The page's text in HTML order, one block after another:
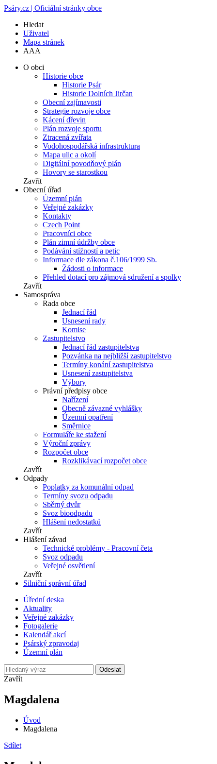
Psáry.cz | Oficiální stránky obce
Hledat
Uživatel
Mapa stránek
AAA
O obci
Historie obce
Historie Psár
Historie Dolních Jirčan
Obecní zajímavosti
Strategie rozvoje obce
Kácení dřevin
Plán rozvoje sportu
Ztracená zvířata
Vodohospodářská infrastruktura
Mapa ulic a okolí
Digitální povodňový plán
Hovory se starostkou
Zavřít
Obecní úřad
Územní plán
Veřejné zakázky
Kontakty
Czech Point
Pracovníci obce
Plán zimní údržby obce
Podávání stížností a petic
Informace dle zákona č.106/1999 Sb.
Žádosti o informace
Přehled dotací pro zájmová sdružení a spolky
Zavřít
Samospráva
Rada obce
Jednací řád
Usnesení rady
Komise
Zastupitelstvo
Jednací řád zastupitelstva
Pozvánka na nejbližší zastupitelstvo
Termíny konání zastupitelstva
Usnesení zastupitelstva
Výbory
Právní předpisy obce
Nařízení
Obecně závazné vyhlášky
Územní opatření
Směrnice
Formuláře ke stažení
Výroční zprávy
Rozpočet obce
Rozklikávací rozpočet obce
Zavřít
Odpady
Poplatky za komunální odpad
Termíny svozu odpadu
Sběrný dvůr
Svoz bioodpadu
Hlášení nedostatků
Zavřít
Hlášení závad
Technické problémy - Pracovní četa
Svoz odpadu
Veřejné osvětlení
Zavřít
Silniční správní úřad
Úřední deska
Aktuality
Veřejné zakázky
Fotogalerie
Kalendář akcí
Psárský zpravodaj
Územní plán
Odeslat
Zavřít
Magdalena
Úvod
Magdalena
Sdílet